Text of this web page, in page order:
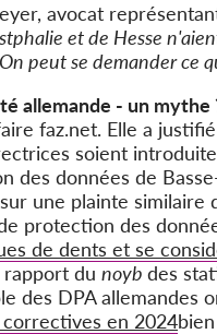
avocat
et de Hesse
peut se demander ce
allemande - un mythe
faz.net. Elle a
soient
des données de
une plainte
protection des
de dents et se
rapport du noyb des
des DPA allemandes
correctives en 2024